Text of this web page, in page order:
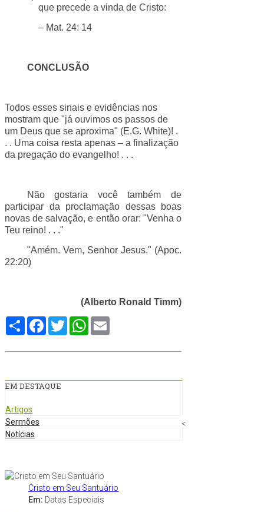
que precede a vinda de Cristo:
– Mat. 24: 14
CONCLUSÃO
Todos esses sinais e evidências nos
mostram que "já ouvimos os passos de
um Deus que se aproxima" (E.G. White)! .
. . Uma coisa resta apenas – a finalização
da pregação do evangelho! . . .
Não gostaria você também de
participar da proclamação dessas boas
novas de salvação, e então orar: "Venha o
Teu reino! . . ."
"Amém. Vem, Senhor Jesus." (Apoc.
22:20)
(Alberto Ronald Timm)
Compartilhe
Facebook
TwitterWhatsApp
EM DESTAQUE
Artigos
Sermões
Notícias
Cristo em Seu Santuário
Em: Datas Especiais
<